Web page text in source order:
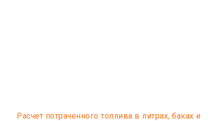
Расчет потраченного топлива в литрах, баках и